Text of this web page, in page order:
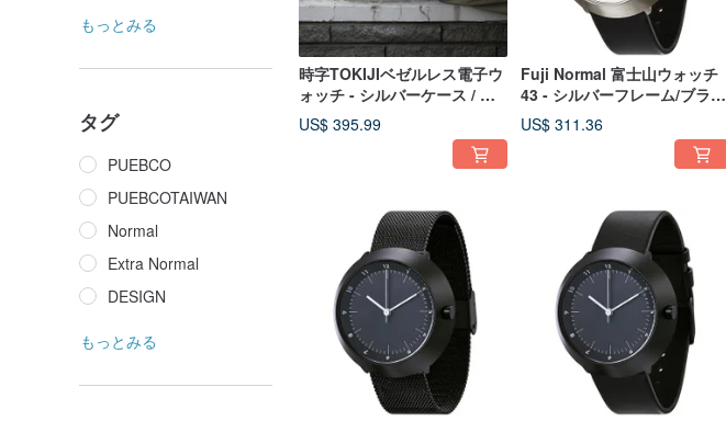
もっとみる
タグ
PUEBCO
PUEBCOTAIWAN
Normal
Extra Normal
DESIGN
もっとみる
時字TOKIJIベゼルレス電子ウ
ォッチ - シルバーケース / ブ
ラック本革ストラップ
US$ 395.99
Fuji Normal 富士山ウォッチ
43 - シルバーフレーム/ブラッ
ク針/ブラック本革カーフスト
ラップ
US$ 311.36